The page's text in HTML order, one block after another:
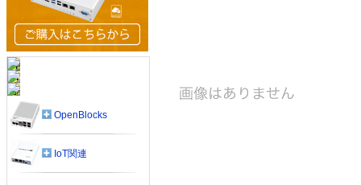
OpenBlocks
IoT関連